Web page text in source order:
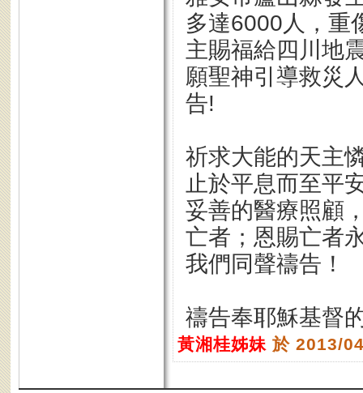
多達6000人，重
主賜福給四川地
願聖神引導救災
告!
祈求大能的天主
止於平息而至平
妥善的醫療照顧
亡者；恩賜亡者
我們同聲禱告！
禱告奉耶穌基督
黃湘桂姊妹 於 2013/